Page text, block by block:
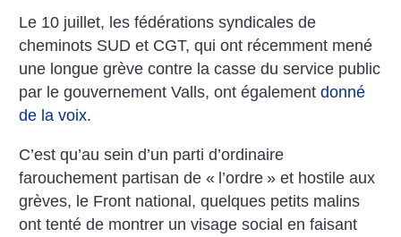
Le 10 juillet, les fédérations syndicales de
cheminots SUD et CGT, qui ont récemment mené
une longue grève contre la casse du service public
par le gouvernement Valls, ont égalementdonné
de la voix.
C’est qu’au sein d’un parti d’ordinaire
farouchement partisan de « l’ordre » et hostile aux
grèves, le Front national, quelques petits malins
ont tenté de montrer un visage social en faisant